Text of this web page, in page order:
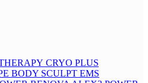
CRYO PLUS
BODY SCULPT EMS